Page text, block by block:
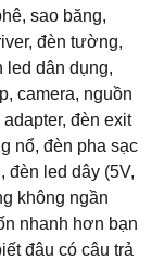
sao băng,
đèn tường,
led dân dụng,
camera, nguồn
đèn exit
nổ, đèn pha sạc
đèn led dây (5V,
không ngần
nhanh hơn bạn
đâu có câu trả